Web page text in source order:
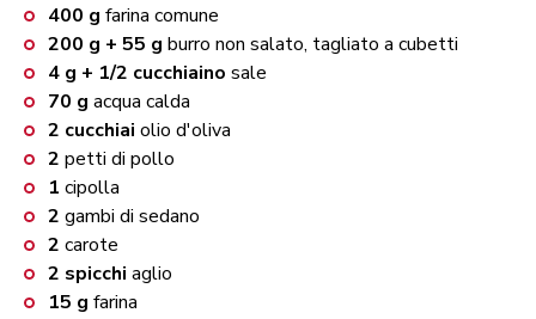
400 g farina comune
200 g + 55 g burro non salato, tagliato a cubetti
4 g + 1/2 cucchiaino sale
70 g acqua calda
2 cucchiai olio d'oliva
2 petti di pollo
1 cipolla
2 gambi di sedano
2 carote
2 spicchi aglio
15 g farina